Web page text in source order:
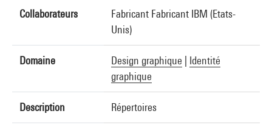
Collaborateurs
Fabricant Fabricant IBM (Etats-
Unis)
Domaine Design graphique
Identité
graphique
Description Répertoires